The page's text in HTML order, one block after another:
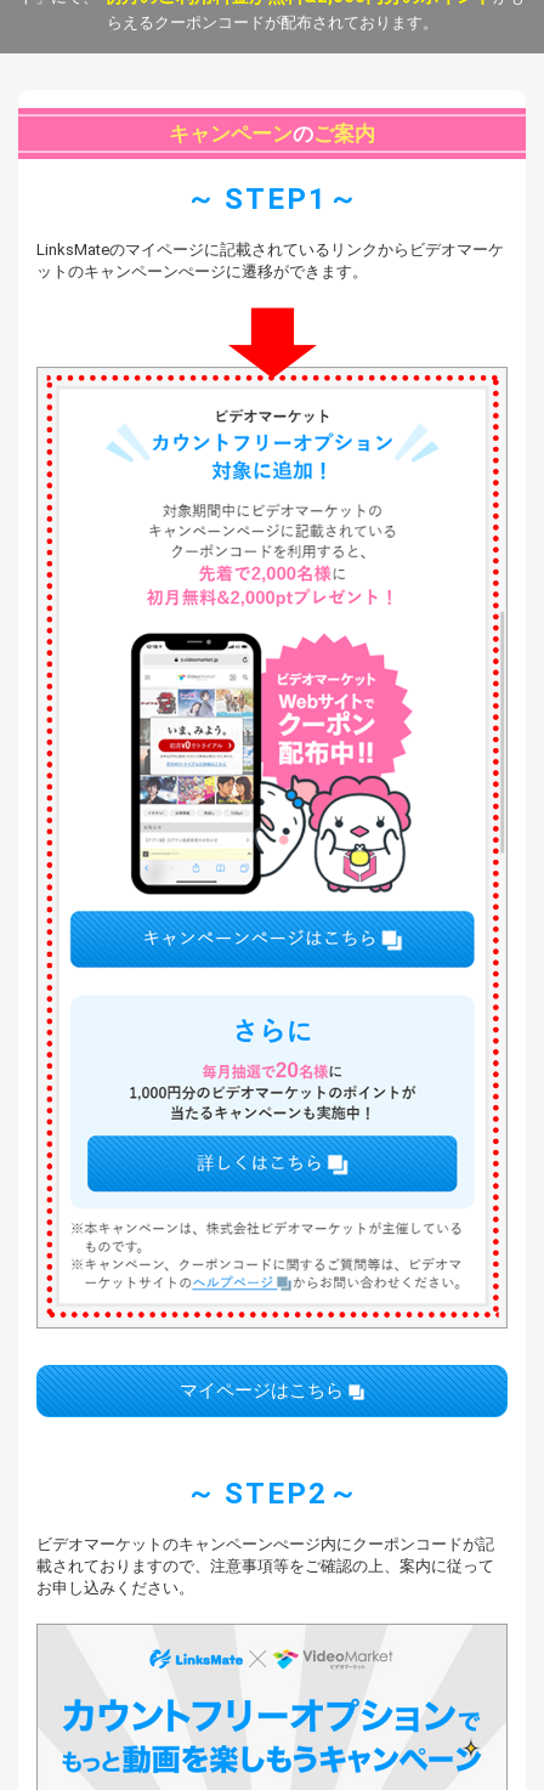
らえるクーポンコードが配布されております。
キャンペーンのご案内
STEP1
LinksMateのマイページに記載されているリンクから ビデオマーケ
ットのキャンペーンぺージに遷移ができます。
マイページはこちら
STEP2
ビデオマーケットのキャンペーンぺージ内にクーポンコードが記
載されておりますので、注意事項等をご確認の上、 案内に従って
お申し込みください。